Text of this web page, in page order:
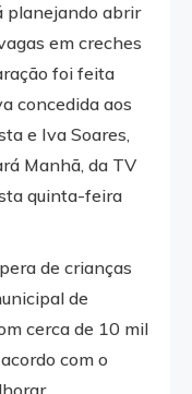
planejando abrir
em creches
foi feita
concedida aos
e Iva Soares,
Manhã, da TV
quinta-feira
de crianças
de
cerca de 10 mil
com o